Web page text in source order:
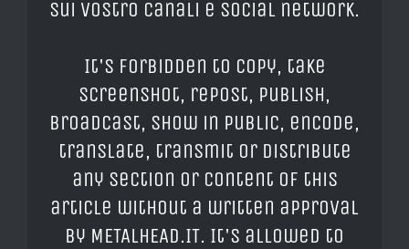
sui vostro canali e social network.
It's forbidden to copy, take
screenshot, repost, publish,
broadcast, show in public, encode,
translate, transmit or distribute
any section or content of this
article without a written approval
by METALHEAD.IT. It's allowed to